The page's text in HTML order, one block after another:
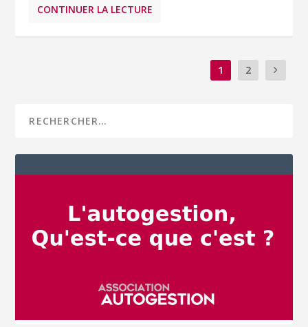
CONTINUER LA LECTURE
1 2